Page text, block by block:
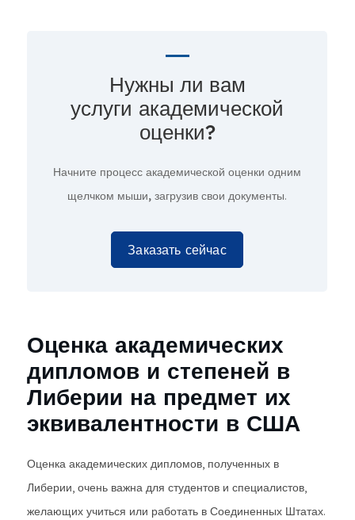
Нужны ли вам
услуги академической
оценки?
Начните процесс академической оценки одним
щелчком мыши, загрузив свои документы.
Заказать сейчас
Оценка академических
дипломов и степеней в
Либерии на предмет их
эквивалентности в США
Оценка академических дипломов, полученных в
Либерии, очень важна для студентов и специалистов,
желающих учиться или работать в Соединенных Штатах.